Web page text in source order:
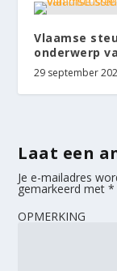
Vlaamse
onderwerp
29 september
Laat een
Je e-mailadres
gemarkeerd met*
OPMERKING